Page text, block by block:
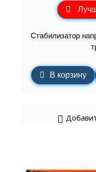
Стабилизатор
В корзину